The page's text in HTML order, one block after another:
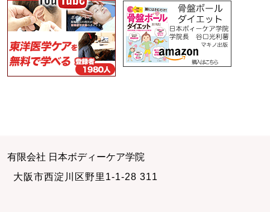
有限会社 日本ボディーケア学院
大阪市西淀川区野里1-1-28 311